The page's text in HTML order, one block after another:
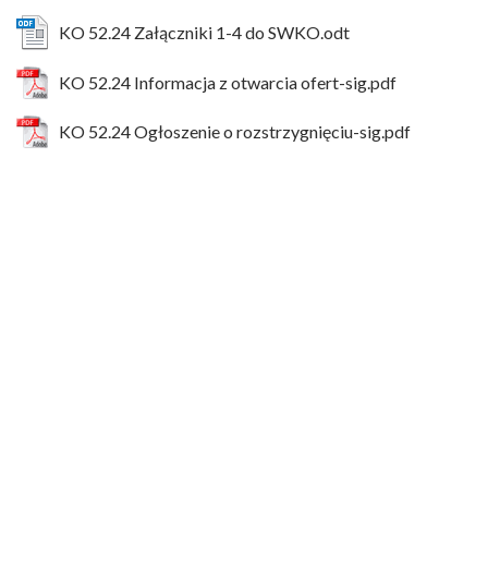
KO 52.24 Załączniki 1-4 do SWKO.odt
KO 52.24 Informacja z otwarcia ofert-sig.pdf
KO 52.24 Ogłoszenie o rozstrzygnięciu-sig.pdf